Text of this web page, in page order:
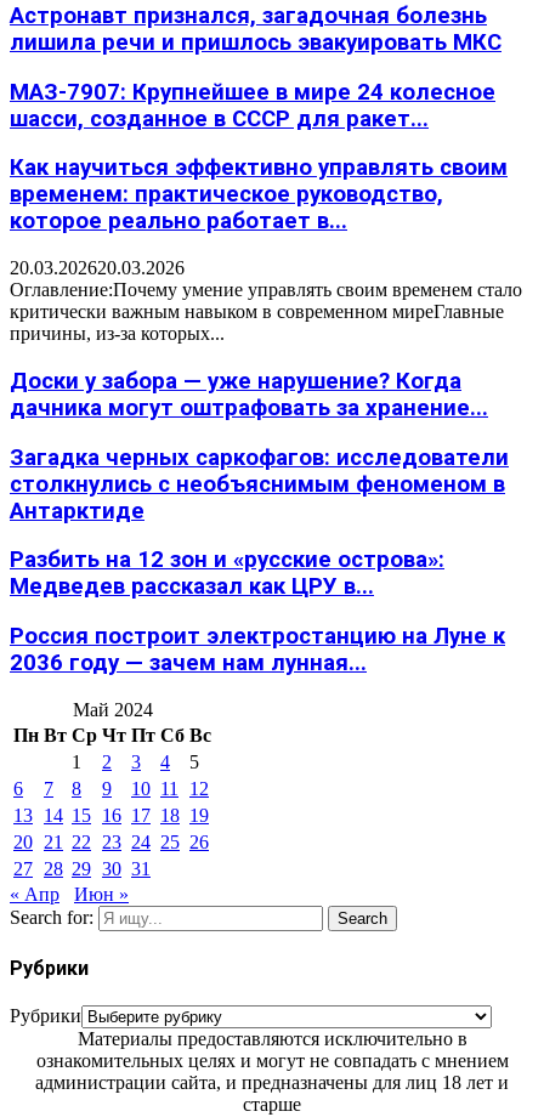
Астронавт признался, загадочная болезнь
лишила речи и пришлось эвакуировать МКС
МАЗ-7907: Крупнейшее в мире 24 колесное
шасси, созданное в СССР для ракет...
Как научиться эффективно управлять своим
временем: практическое руководство,
которое реально работает в...
20.03.202620.03.2026
Оглавление:Почему умение управлять своим временем стало
критически важным навыком в современном миреГлавные
причины, из-за которых...
Доски у забора — уже нарушение? Когда
дачника могут оштрафовать за хранение...
Загадка черных саркофагов: исследователи
столкнулись с необъяснимым феноменом в
Антарктиде
Разбить на 12 зон и «русские острова»:
Медведев рассказал как ЦРУ в...
Россия построит электростанцию на Луне к
2036 году — зачем нам лунная...
Май 2024
Пн Вт Ср Чт Пт Сб Вс
1
2 3 4
5
6
7 8 9 10 11
12
13 14 15 16 17 18 19
20 21 22 23 24 25 26
27 28 29 30 31
« Апр
Июн »
Search for:
Search
Рубрики
Рубрики
Материалы предоставляются исключительно в
ознакомительных целях и могут не совпадать с мнением
администрации сайта, и предназначены для лиц 18 лет и
старше